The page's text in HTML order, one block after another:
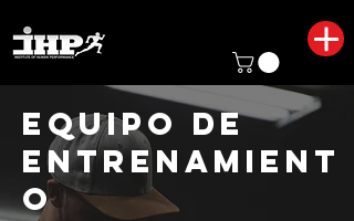
EQUIPO DE
ENTRENAMIENT
O